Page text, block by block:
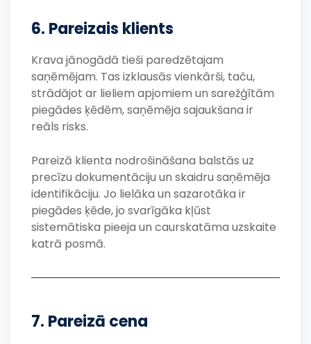
6. Pareizais klients
Krava jānogādā tieši paredzētajam
saņēmējam. Tas izklausās vienkārši, taču,
strādājot ar lieliem apjomiem un sarežģītām
piegādes ķēdēm, saņēmēja sajaukšana ir
reāls risks.
Pareizā klienta nodrošināšana balstās uz
precīzu dokumentāciju un skaidru saņēmēja
identifikāciju. Jo lielāka un sazarotāka ir
piegādes ķēde, jo svarīgāka kļūst
sistemātiska pieeja un caurskatāma uzskaite
katrā posmā.
7. Pareizā cena